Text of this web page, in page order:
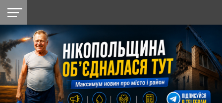
НІКОПОЛЬ
РАЙОН
СІЧЕСЛАВСЬКА
УКРАЇНА
РЕТРО
НІКОПОЛЬ
ЛАЙТ
УКРАЇНА
ДОПОМОГА
РАДІО